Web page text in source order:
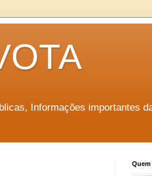
Informações importantes